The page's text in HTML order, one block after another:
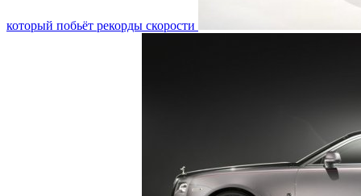
который побьёт рекорды скорости